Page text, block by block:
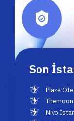
Son
Plaza
Themoon
Nivo